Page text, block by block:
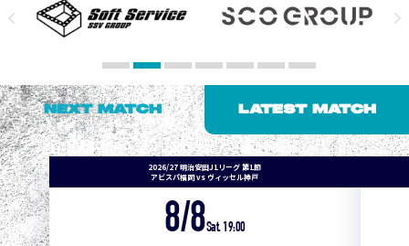
NEXT MATCH LATEST MATCH
2026/27 明治安田J1リーグ 第1節
アビスパ福岡 vs ヴィッセル神戸
8/8Sat. 19:00